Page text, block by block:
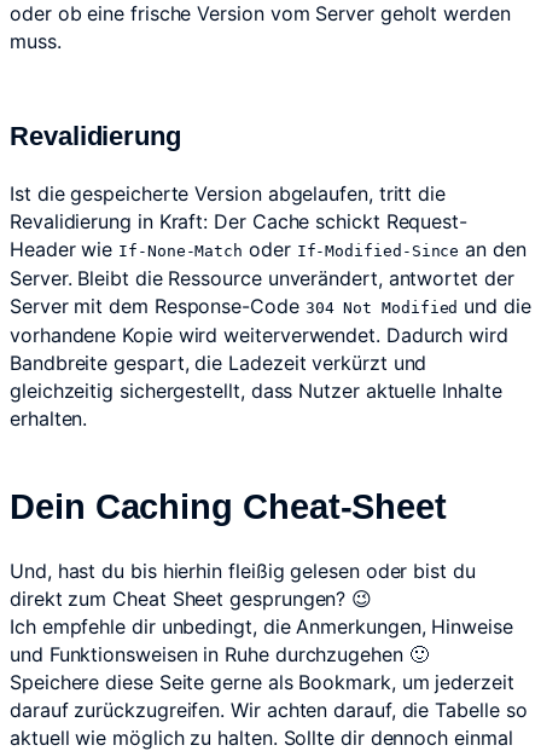
oder ob eine frische Version vom Server geholt werden
muss.
Revalidierung
Ist die gespeicherte Version abgelaufen, tritt die
Revalidierung in Kraft: Der Cache schickt Request-
Header wie If-None-Match oder If-Modified-Since an den
Server. Bleibt die Ressource unverändert, antwortet der
Server mit dem Response-Code 304 Not Modified und die
vorhandene Kopie wird weiterverwendet. Dadurch wird
Bandbreite gespart, die Ladezeit verkürzt und
gleichzeitig sichergestellt, dass Nutzer aktuelle Inhalte
erhalten.
Dein Caching Cheat-Sheet
Und, hast du bis hierhin fleißig gelesen oder bist du
direkt zum Cheat Sheet gesprungen? 😉
Ich empfehle dir unbedingt, die Anmerkungen, Hinweise
und Funktionsweisen in Ruhe durchzugehen 🙂
Speichere diese Seite gerne als Bookmark, um jederzeit
darauf zurückzugreifen. Wir achten darauf, die Tabelle so
aktuell wie möglich zu halten. Sollte dir dennoch einmal